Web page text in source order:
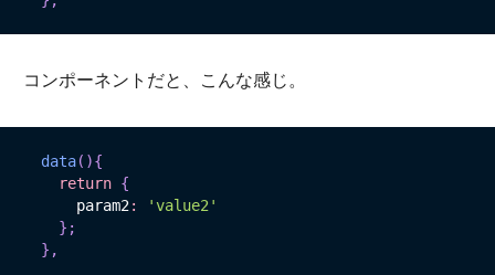
コンポーネントだと、こんな感じ。
data( ){
return {
      param2
:
'value2'
} ;
} ,